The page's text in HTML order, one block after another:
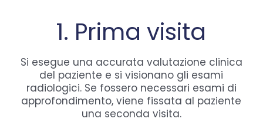
1. Prima visita
Si esegue una accurata valutazione clinica
del paziente e si visionano gli esami
radiologici. Se fossero necessari esami di
approfondimento, viene fissata al paziente
una seconda visita.